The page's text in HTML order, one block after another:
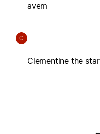
avem
C
Clementine the star